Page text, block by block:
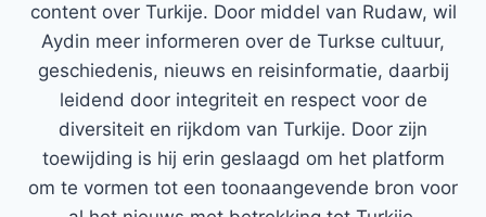
content over Turkije. Door middel van Rudaw, wil
Aydin meer informeren over de Turkse cultuur,
geschiedenis, nieuws en reisinformatie, daarbij
leidend door integriteit en respect voor de
diversiteit en rijkdom van Turkije. Door zijn
toewijding is hij erin geslaagd om het platform
om te vormen tot een toonaangevende bron voor